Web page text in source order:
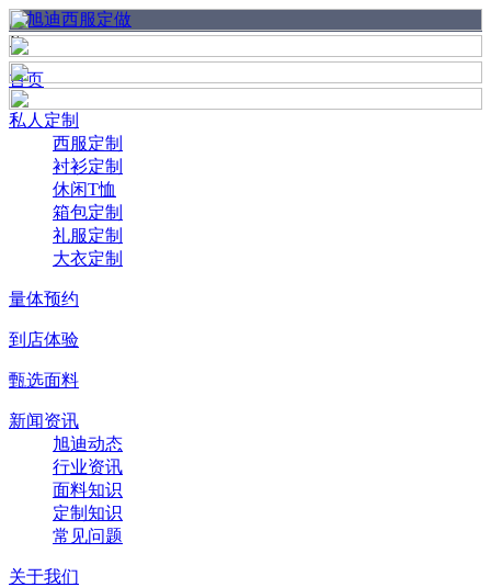
X
首页
私人定制
西服定制
衬衫定制
休闲T恤
箱包定制
礼服定制
大衣定制
量体预约
到店体验
甄选面料
新闻资讯
旭迪动态
行业资讯
面料知识
定制知识
常见问题
关于我们